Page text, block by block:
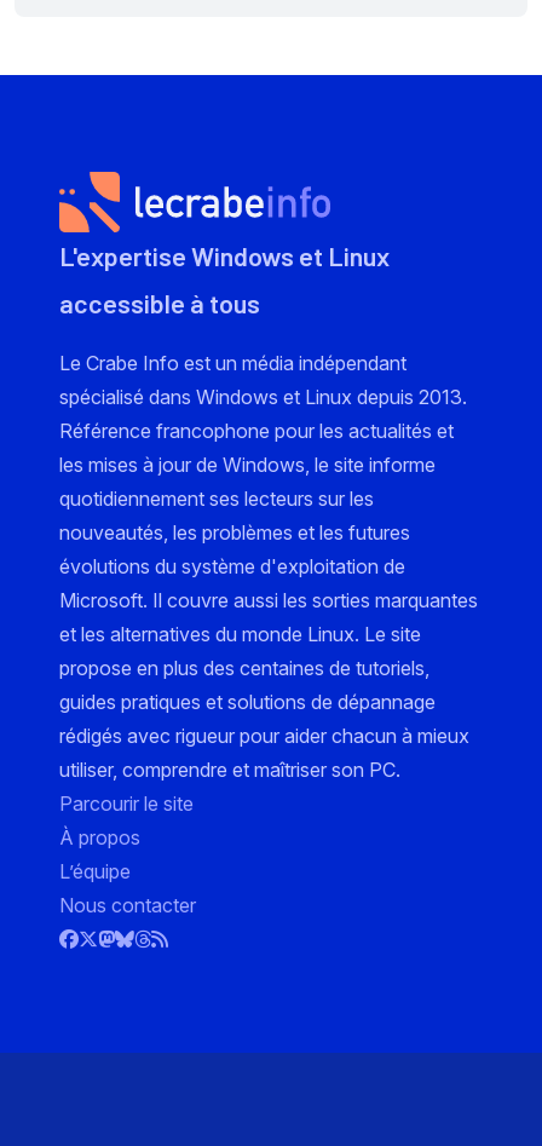
L'expertise Windows et Linux
accessible à tous
Le Crabe Info est un média indépendant
spécialisé dans Windows et Linux depuis 2013.
Référence francophone pour les actualités et
les mises à jour de Windows, le site informe
quotidiennement ses lecteurs sur les
nouveautés, les problèmes et les futures
évolutions du système d'exploitation de
Microsoft. Il couvre aussi les sorties marquantes
et les alternatives du monde Linux. Le site
propose en plus des centaines de tutoriels,
guides pratiques et solutions de dépannage
rédigés avec rigueur pour aider chacun à mieux
utiliser, comprendre et maîtriser son PC.
Parcourir le site
À propos
L’équipe
Nous contacter